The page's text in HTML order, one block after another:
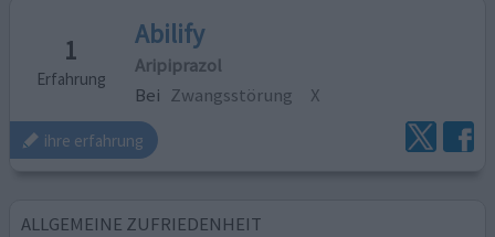
1
Erfahrung
Abilify
Aripiprazol
Bei Zwangsstörung X
ihre erfahrung
ALLGEMEINE ZUFRIEDENHEIT